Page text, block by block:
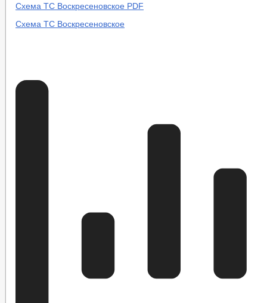
Схема ТС Воскресеновское PDF
Схема ТС Воскресеновское